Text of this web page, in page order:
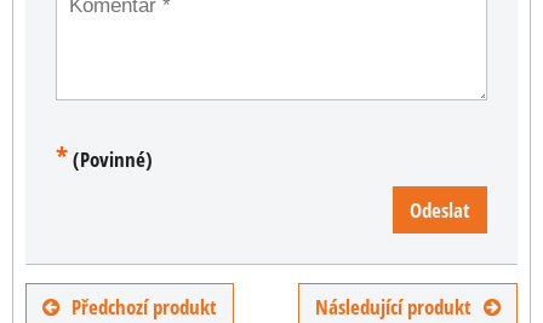
*(Povinné)
Odeslat
Předchozí produkt Následující produkt